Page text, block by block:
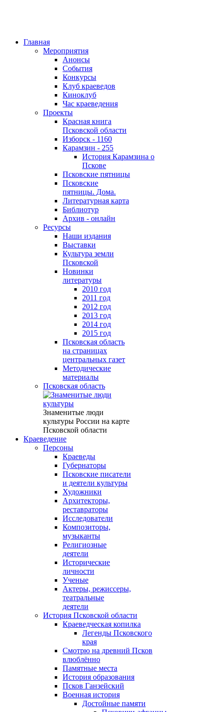
Главная
Мероприятия
Анонсы
События
Конкурсы
Клуб краеведов
Киноклуб
Час краеведения
Проекты
Красная книга
Псковской области
Изборск - 1160
Карамзин - 255
История Карамзина о
Пскове
Псковские пятницы
Псковские
пятницы. Дома.
Литературная карта
Библиотур
Архив - онлайн
Ресурсы
Наши издания
Выставки
Культура земли
Псковской
Новинки
литературы
2010 год
2011 год
2012 год
2013 год
2014 год
2015 год
Псковская область
на страницах
центральных газет
Методические
материалы
Псковская область
Знаменитые люди
культуры России на карте
Псковской области
Краеведение
Персоны
Краеведы
Губернаторы
Псковские писатели
и деятели культуры
Художники
Архитекторы,
реставраторы
Исследователи
Композиторы,
музыканты
Религиозные
деятели
Исторические
личности
Ученые
Актеры, режиссеры,
театральные
деятели
История Псковской области
Краеведческая копилка
Легенды Псковского
края
Смотрю на древний Псков
влюблённо
Памятные места
История образования
Псков Ганзейский
Военная история
Достойные памяти